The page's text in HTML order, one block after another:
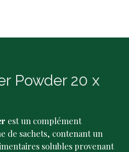
Powder 20 x
est un complément
de sachets, contenant un
solubles provenant